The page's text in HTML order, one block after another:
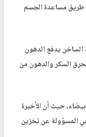
طريق مساعدة الجسم
يدفع الدهون
السكر والدهون من
حيث أن الأخيرة
المسؤولة عن تخزين